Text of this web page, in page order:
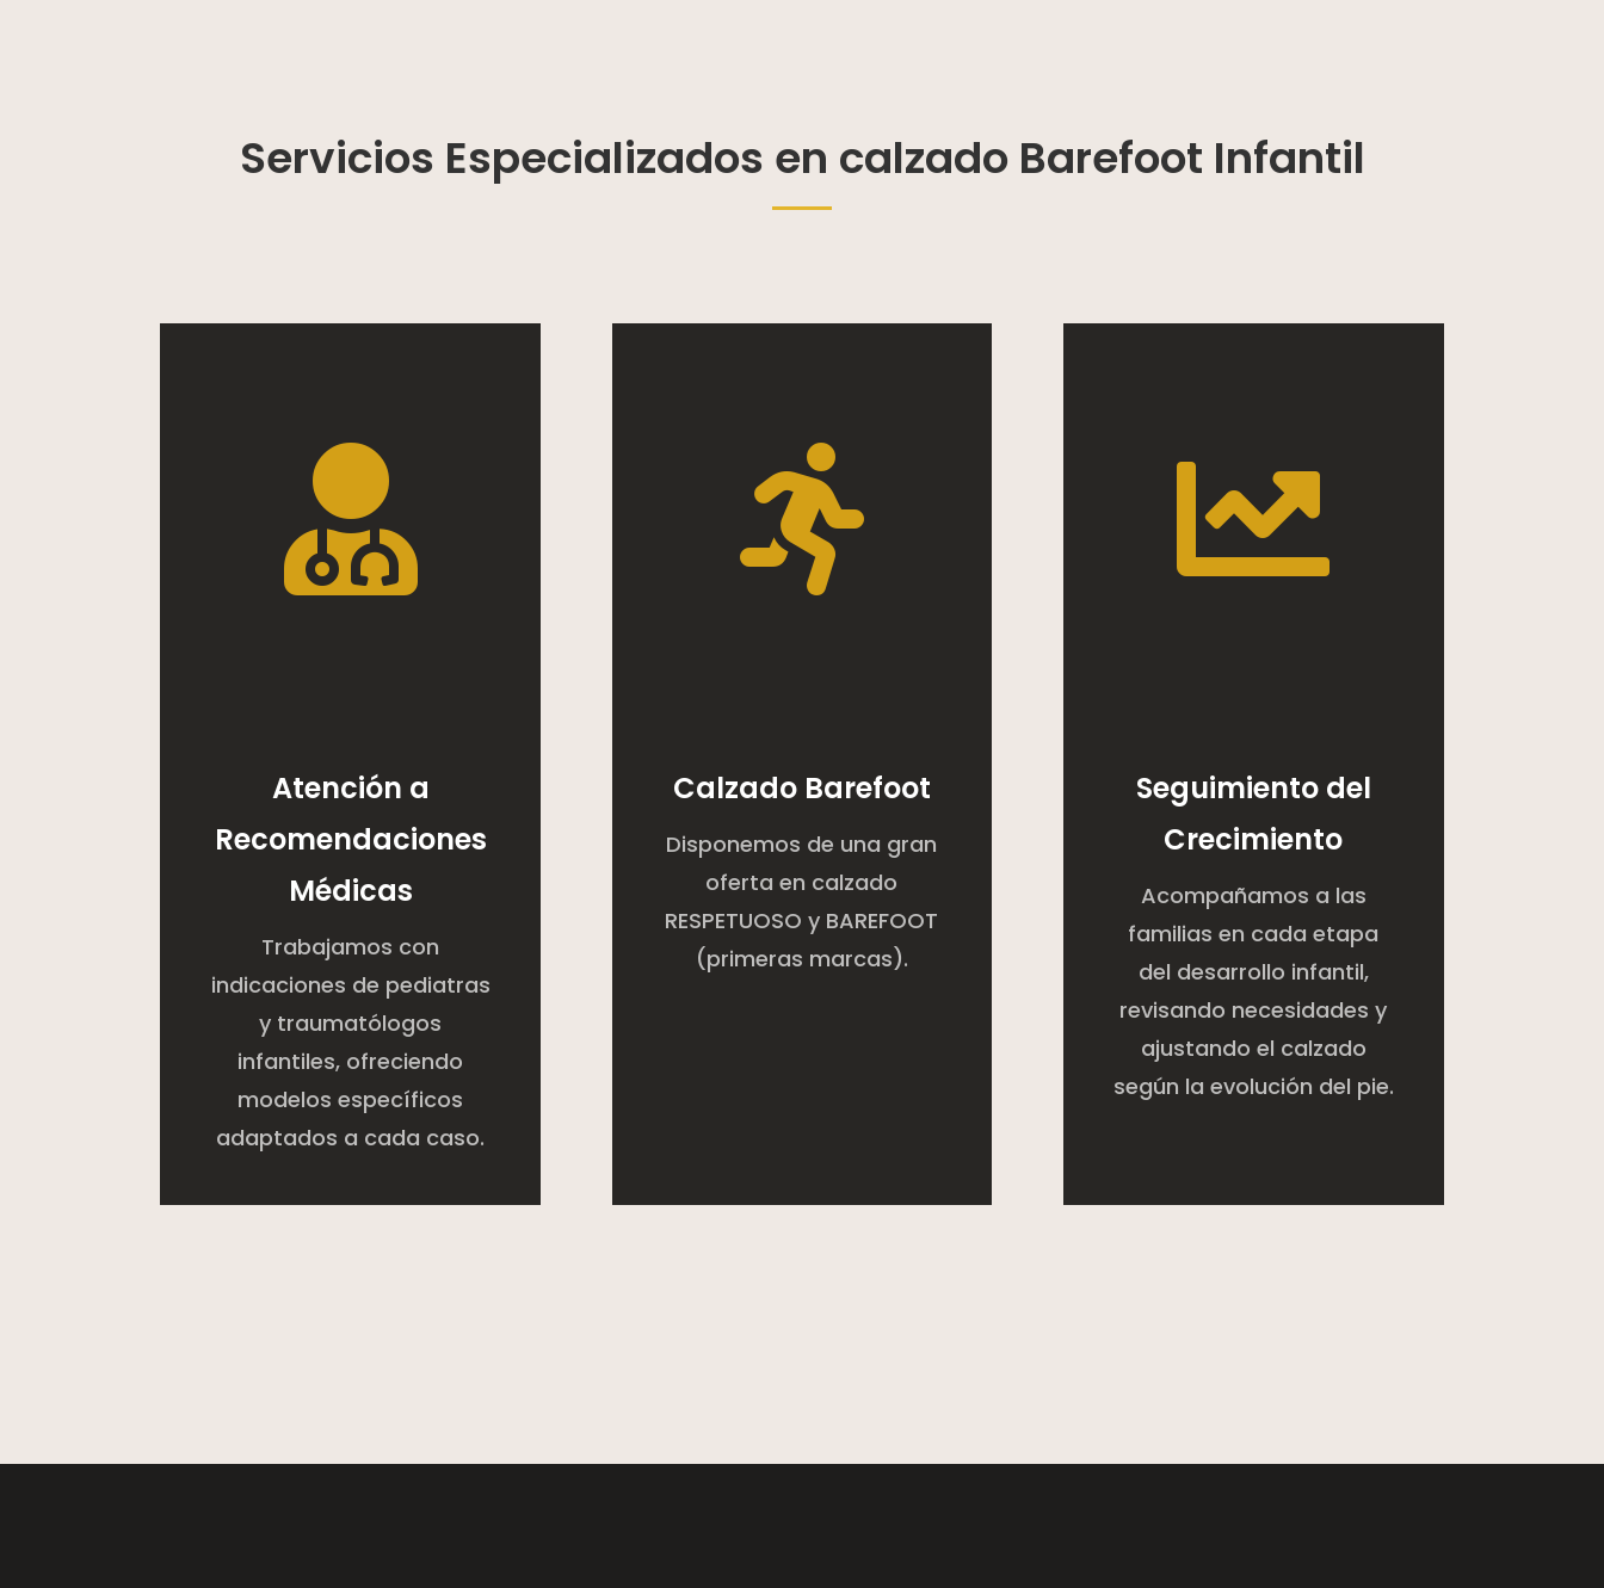
Servicios Especializados en calzado Barefoot Infantil

Atención a
Recomendaciones
Médicas
Trabajamos con
indicaciones de pediatras
y traumatólogos
infantiles, ofreciendo
modelos específicos
adaptados a cada caso.

Calzado Barefoot
Disponemos de una gran
oferta en calzado
RESPETUOSO y BAREFOOT
(primeras marcas).

Seguimiento del
Crecimiento
Acompañamos a las
familias en cada etapa
del desarrollo infantil,
revisando necesidades y
ajustando el calzado
según la evolución del pie.